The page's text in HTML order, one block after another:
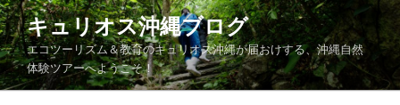
コ
ン
テ
ン
ツ
キュリオス沖縄ブログ
エコツーリズム＆教育のキュリオス沖縄が届おけする、沖縄自然
体験ツアーへようこそ！